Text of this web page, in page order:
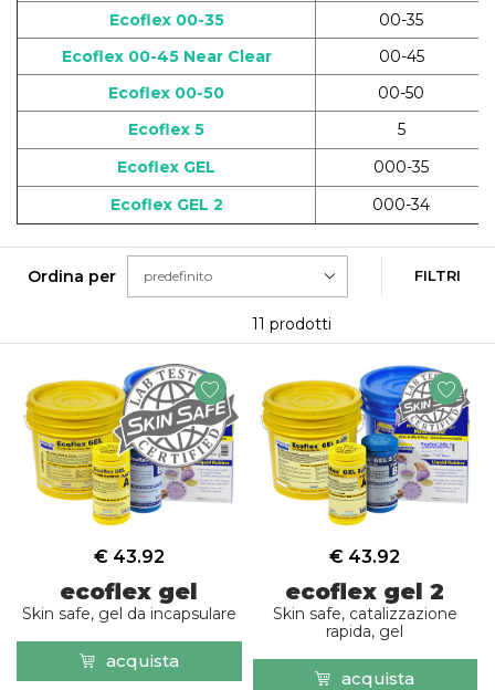
Ecoflex 00-35
00-35
Ecoflex 00-45 Near Clear
00-45
Ecoflex 00-50
00-50
Ecoflex 5
5
Ecoflex GEL
000-35
Ecoflex GEL 2
000-34
Ordina per FILTRI
11 prodotti
ecoflex gel
Skin safe, gel da incapsulare
€ 43.92
acquista
ecoflex gel 2
Skin safe, catalizzazione
rapida, gel
€ 43.92
acquista